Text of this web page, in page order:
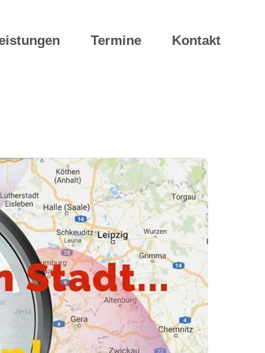
Termine Kontakt